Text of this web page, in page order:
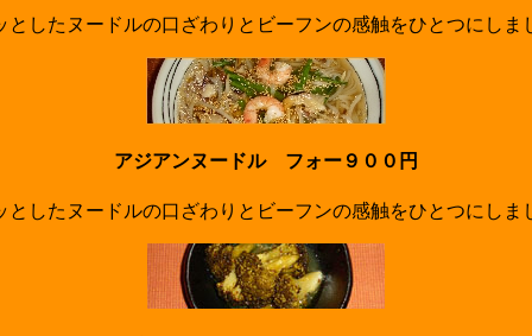
としたヌードルの口ざわりとビーフンの感触をひとつにしま
アジアンヌードル フォー９００円
としたヌードルの口ざわりとビーフンの感触をひとつにしま